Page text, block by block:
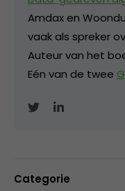
Amdax en
vaak als spreker
Auteur van het
Eén van de twee
Categorie